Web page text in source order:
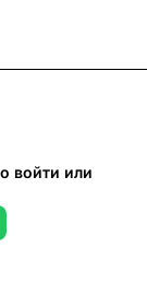
войти или